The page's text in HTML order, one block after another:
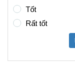
Tốt
Rất tốt